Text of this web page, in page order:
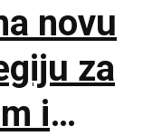
novu
za
i